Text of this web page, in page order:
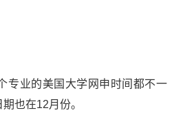
专业的美国大学网申时间都不一
也在12月份。